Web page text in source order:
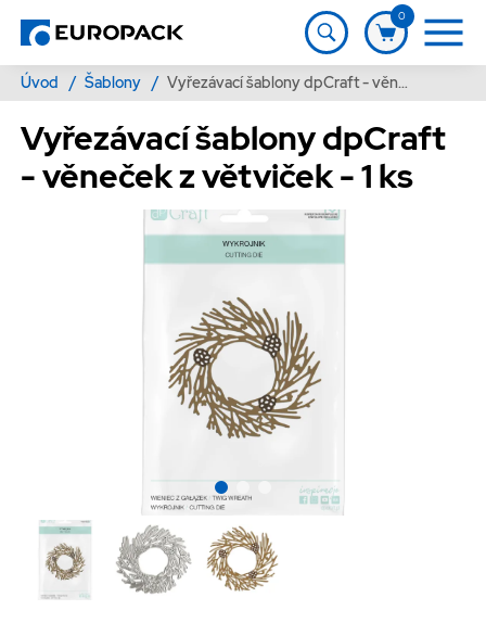
0
Úvod / Šablony / Vyřezávací šablony dpCraft - věneček z větviček - 1 ks
Vyřezávací šablony dpCraft
- věneček z větviček - 1 ks